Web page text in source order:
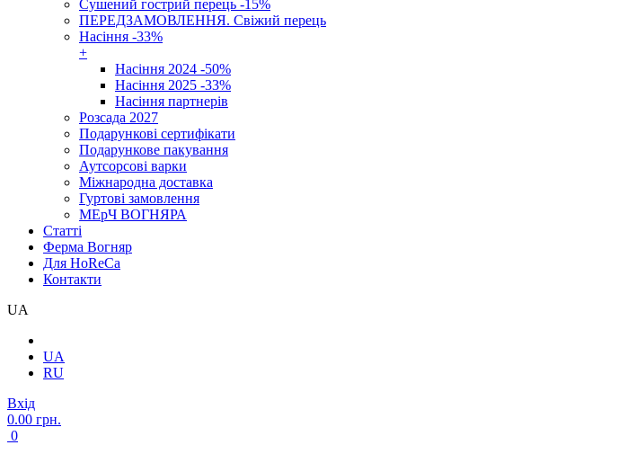
Сушений гострий перець -15%
ПЕРЕДЗАМОВЛЕННЯ. Свіжий перець
Насіння -33%
+
Насіння 2024 -50%
Насіння 2025 -33%
Насіння партнерів
Розсада 2027
Подарункові сертифікати
Подарункове пакування
Аутсорсові варки
Міжнародна доставка
Гуртові замовлення
МЕрЧ ВОГНЯРА
Cтатті
Ферма Вогняр
Для HoReCa
Контакти
UA
UA
RU
Вхід
0.00 грн.
0